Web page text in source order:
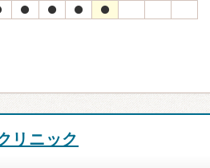
リニック